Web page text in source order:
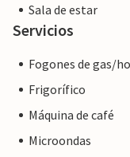
Sala de estar
Servicios
Fogones de gas/
Frigorífico
Máquina de café
Microondas